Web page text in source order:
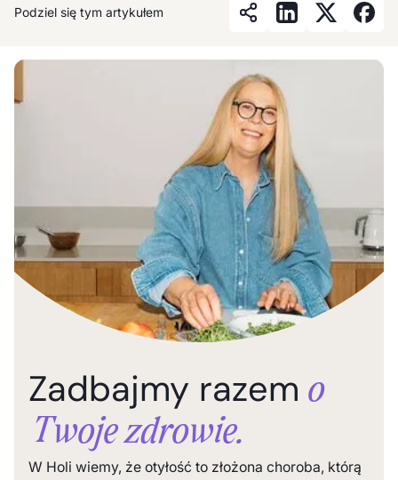
Podziel się tym artykułem
Zadbajmy razemo
Twoje zdrowie.
W Holi wiemy, że otyłość to złożona choroba, którą